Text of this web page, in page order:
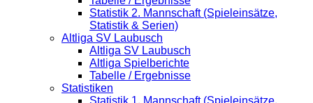
Statistik 2. Mannschaft (Spieleinsätze,
Statistik & Serien)
Altliga SV Laubusch
Altliga SV Laubusch
Altliga Spielberichte
Tabelle / Ergebnisse
Statistiken
Statistik 1. Mannschaft (Spieleinsätze,